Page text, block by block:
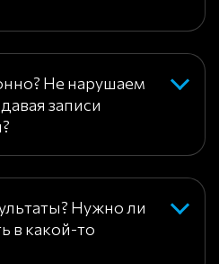
Не нарушаем
записи
Нужно ли
в какой-то